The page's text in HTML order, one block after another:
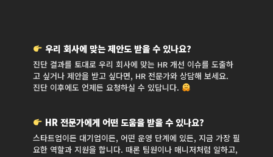
우리 회사에 맞는 제안도 받을 수 있나요?
진단 결과를 토대로 우리 회사에 맞는 HR 개선 이슈를 도출하
고 싶거나 제안을 받고 싶다면, HR 전문가와 상담해 보세요.
진단 이후에도 언제든 요청하실 수 있답니다.
HR 전문가에게 어떤 도움을 받을 수 있나요?
스타트업이든 대기업이든, 어떤 운영 단계에 있든, 지금 가장 필
요한 역할과 지원을 합니다. 때론 팀원이나 매니저처럼 일하고,